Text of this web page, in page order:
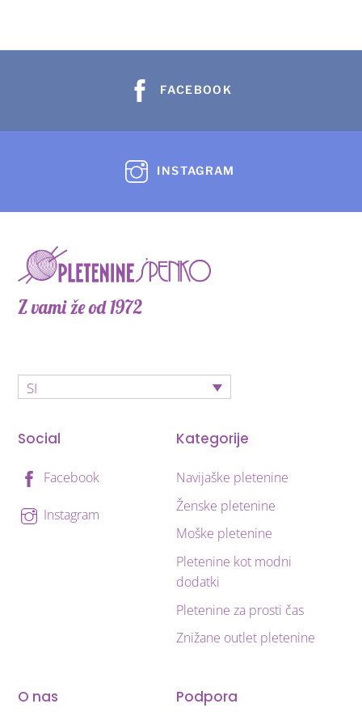
lahko
na
izdelka
FACEBOOK
INSTAGRAM
Z vami že od 1972
SI
Social
Facebook
Instagram
Kategorije
Navijaške pletenine
Ženske pletenine
Moške pletenine
Pletenine kot modni
dodatki
Pletenine za prosti čas
Znižane outlet pletenine
O nas Podpora